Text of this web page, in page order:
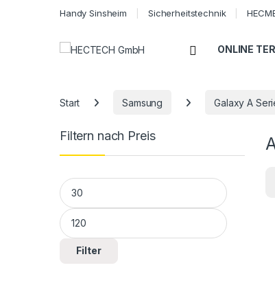
Handy Sinsheim Sicherheitstechnik
Open ONLINE
Start Samsung Galaxy A
Filtern nach Preis
Min. Preis
Max. Preis
Filter